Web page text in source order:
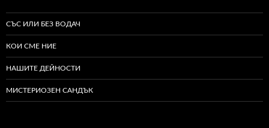
СЪС ИЛИ БЕЗ ВОДАЧ
КОИ СМЕ НИЕ
НАШИТЕ ДЕЙНОСТИ
МИСТЕРИОЗЕН САНДЪК